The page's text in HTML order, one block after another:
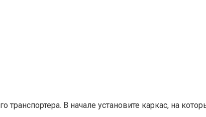
В начале установите каркас, на